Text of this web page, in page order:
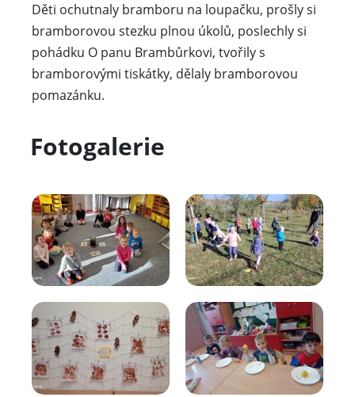
Děti ochutnaly bramboru na loupačku, prošly si
bramborovou stezku plnou úkolů, poslechly si
pohádku O panu Brambůrkovi, tvořily s
bramborovými tiskátky, dělaly bramborovou
pomazánku.
Fotogalerie